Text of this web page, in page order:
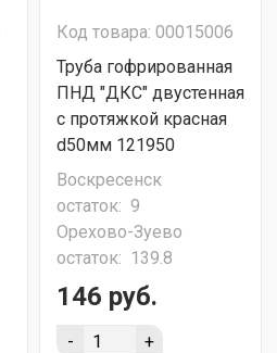
Код товара: 00015006
Труба гофрированная
ПНД "ДКС" двустенная
с протяжкой красная
d50мм 121950
Воскресенск
остаток: 9
Орехово-Зуево
остаток: 139.8
146 руб.
- +